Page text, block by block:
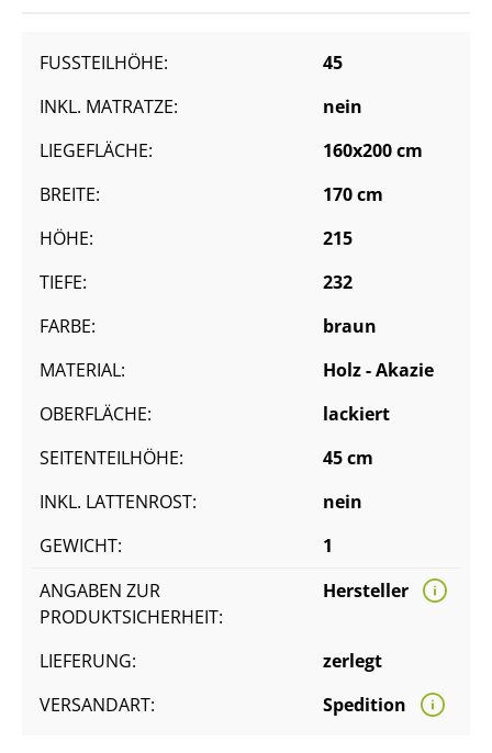
FUSSTEILHÖHE:
45
INKL. MATRATZE:
nein
LIEGEFLÄCHE:
160x200 cm
BREITE:
170 cm
HÖHE:
215
TIEFE:
232
FARBE:
braun
MATERIAL:
Holz - Akazie
OBERFLÄCHE:
lackiert
SEITENTEILHÖHE:
45 cm
INKL. LATTENROST:
nein
GEWICHT:
1
ANGABEN ZUR
PRODUKTSICHERHEIT:
Hersteller
LIEFERUNG:
zerlegt
VERSANDART:
Spedition